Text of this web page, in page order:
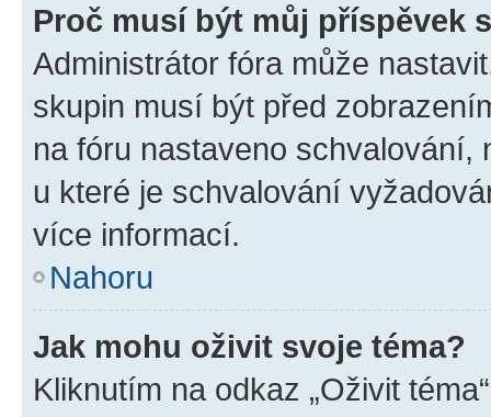
Proč musí být můj příspěvek
Administrátor fóra může
skupin musí být před
na fóru nastaveno schvalování,
u které je schvalování
více informací.
Nahoru
Jak mohu oživit svoje téma?
Kliknutím na odkaz „Oživit